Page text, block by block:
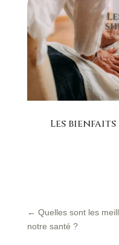
Les
← Quelles sont les
notre santé ?